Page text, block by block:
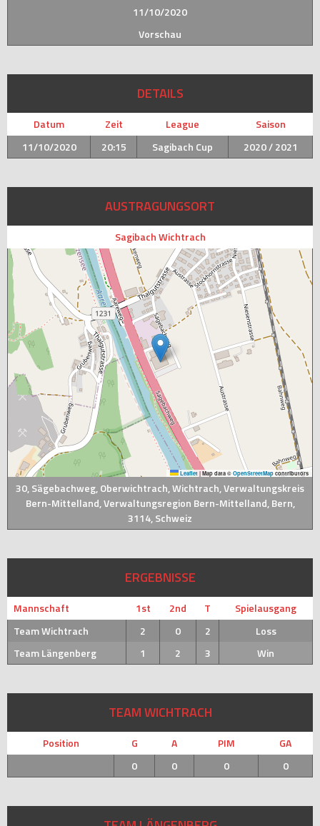
11/10/2020
Vorschau
DETAILS
Datum Zeit League
Saison
11/10/2020
20:15 Sagibach Cup 2020 / 2021
AUSTRAGUNGSORT
Sagibach Wichtrach
Leaflet | Map data © OpenStreetMap contributors
30, Sägebachweg, Oberwichtrach, Wichtrach, Verwaltungskreis
Bern-Mittelland, Verwaltungsregion Bern-Mittelland, Bern,
3114, Schweiz
ERGEBNISSE
Mannschaft 1st 2nd T
Spielausgang
Team Wichtrach
2 0 2
Loss
Team Längenberg
1 2 3 Win
TEAM WICHTRACH
Position G A PIM
GA
0
0 0 0